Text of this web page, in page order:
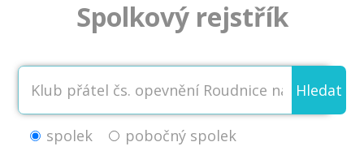
Spolkový rejstřík
Hledat
spolek pobočný spolek